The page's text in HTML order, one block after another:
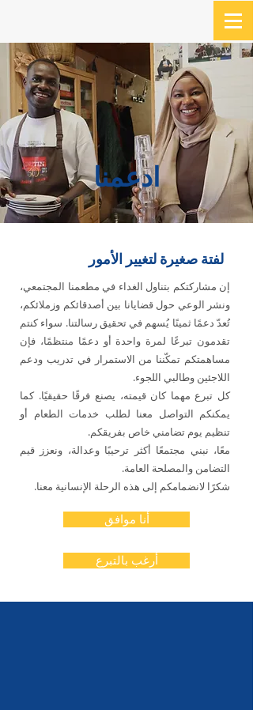
ادعمنا
لفتة صغيرة لتغيير الأمور
إن مشاركتكم بتناول الغداء في مطعمنا المجتمعي،
ونشر الوعي حول قضايانا بين أصدقائكم وزملائكم،
تُعدّ دعمًا ثمينًا يُسهم في تحقيق رسالتنا. سواء كنتم
تقدمون تبرعًا لمرة واحدة أو دعمًا منتظمًا، فإن
مساهمتكم تمكّننا من الاستمرار في تدريب ودعم
اللاجئين وطالبي اللجوء.
كل تبرع مهما كان قيمته، يصنع فرقًا حقيقيًا. كما
يمكنكم التواصل معنا لطلب خدمات الطعام أو
تنظيم يوم تضامني خاص بفريقكم.
معًا، نبني مجتمعًا أكثر ترحيبًا وعدالة، ونعزز قيم
التضامن والمصلحة العامة.
شكرًا لانضمامكم إلى هذه الرحلة الإنسانية معنا.
أنا موافق
أرغب بالتبرع